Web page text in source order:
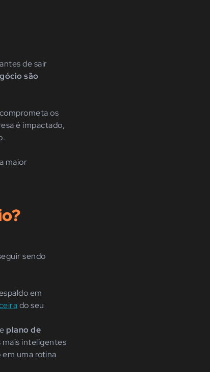
de sair
são
os
é impactado,
maior
sendo
em
do seu
plano de
mais inteligentes
em uma rotina